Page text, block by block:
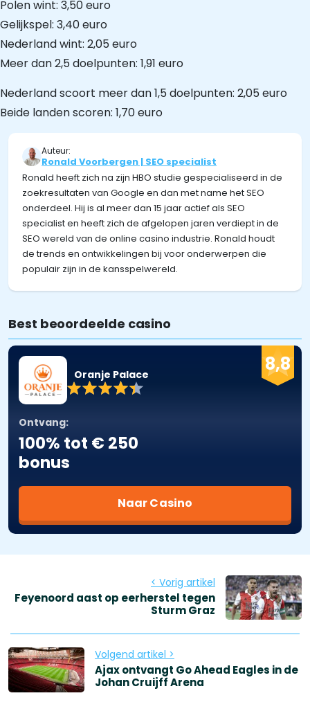
Polen wint: 3,50 euro
Gelijkspel: 3,40 euro
Nederland wint: 2,05 euro
Meer dan 2,5 doelpunten: 1,91 euro
Nederland scoort meer dan 1,5 doelpunten: 2,05 euro
Beide landen scoren: 1,70 euro
Auteur:
Ronald Voorbergen | SEO specialist
Ronald heeft zich na zijn HBO studie gespecialiseerd in de
zoekresultaten van Google en dan met name het SEO
onderdeel. Hij is al meer dan 15 jaar actief als SEO
specialist en heeft zich de afgelopen jaren verdiept in de
SEO wereld van de online casino industrie. Ronald houdt
de trends en ontwikkelingen bij voor onderwerpen die
populair zijn in de kansspelwereld.
Best beoordeelde casino
8,8
Oranje Palace
Ontvang:
100% tot € 250
bonus
Naar Casino
< Vorig artikel
Feyenoord aast op eerherstel tegen
Sturm Graz
Volgend artikel >
Ajax ontvangt Go Ahead Eagles in de
Johan Cruijff Arena